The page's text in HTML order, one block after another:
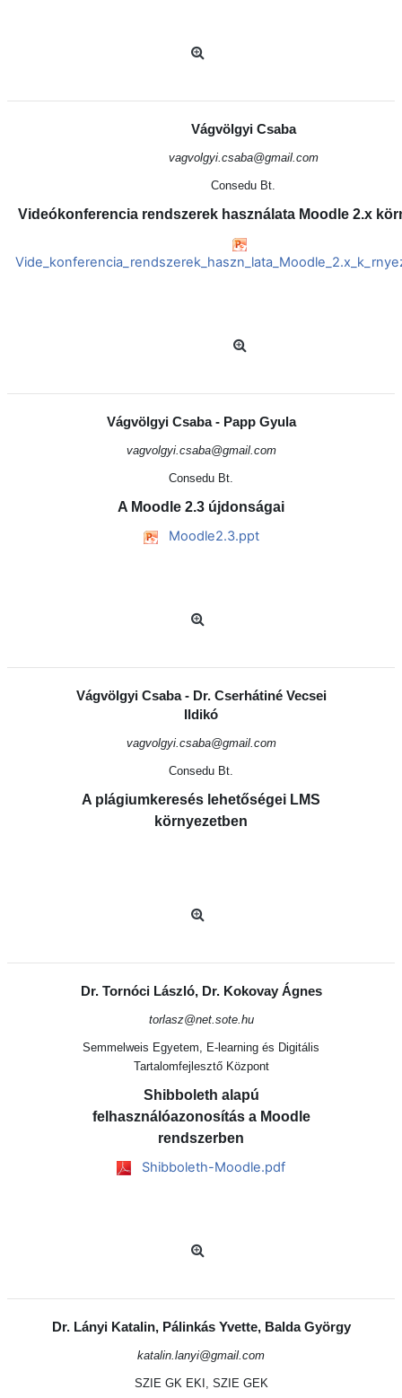
Vágvölgyi Csaba
vagvolgyi.csaba@gmail.com
Consedu Bt.
Videókonferencia rendszerek használata Moodle 2.x
Vágvölgyi Csaba - Papp Gyula
vagvolgyi.csaba@gmail.com
Consedu Bt.
A Moodle 2.3 újdonságai
Moodle2.3.ppt
Vágvölgyi Csaba - Dr. Cserhátiné Vecsei
Ildikó
vagvolgyi.csaba@gmail.com
Consedu Bt.
A plágiumkeresés lehetőségei LMS
környezetben
Dr. Tornóci László, Dr. Kokovay Ágnes
torlasz@net.sote.hu
Semmelweis Egyetem, E-learning és Digitális
Tartalomfejlesztő Központ
Shibboleth alapú
felhasználóazonosítás a Moodle
rendszerben
Shibboleth-Moodle.pdf
Dr. Lányi Katalin, Pálinkás Yvette, Balda György
katalin.lanyi@gmail.com
SZIE GK EKI, SZIE GEK